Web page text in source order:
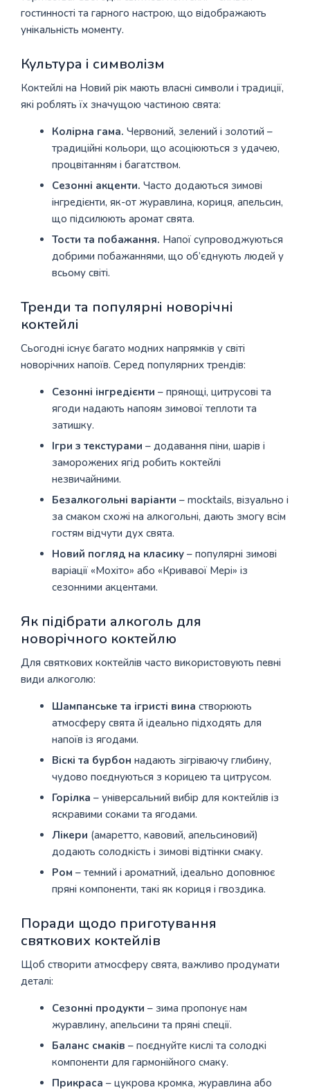
гостинності та гарного настрою, що відображають
унікальність моменту.
Культура і символізм
Коктейлі на Новий рік мають власні символи і традиції,
які роблять їх значущою частиною свята:
Колірна гама. Червоний, зелений і золотий –
традиційні кольори, що асоціюються з удачею,
процвітанням і багатством.
Сезонні акценти. Часто додаються зимові
інгредієнти, як-от журавлина, кориця, апельсин,
що підсилюють аромат свята.
Тости та побажання. Напої супроводжуються
добрими побажаннями, що об’єднують людей у
всьому світі.
Тренди та популярні новорічні
коктейлі
Сьогодні існує багато модних напрямків у світі
новорічних напоїв. Серед популярних трендів:
Сезонні інгредієнти – прянощі, цитрусові та
ягоди надають напоям зимової теплоти та
затишку.
Ігри з текстурами – додавання піни, шарів і
заморожених ягід робить коктейлі
незвичайними.
Безалкогольні варіанти – mocktails, візуально і
за смаком схожі на алкогольні, дають змогу всім
гостям відчути дух свята.
Новий погляд на класику – популярні зимові
варіації «Мохіто» або «Кривавої Мері» із
сезонними акцентами.
Як підібрати алкоголь для
новорічного коктейлю
Для святкових коктейлів часто використовують певні
види алкоголю:
Шампанське та ігристі вина створюють
атмосферу свята й ідеально підходять для
напоїв із ягодами.
Віскі та бурбон надають зігріваючу глибину,
чудово поєднуються з корицею та цитрусом.
Горілка – універсальний вибір для коктейлів із
яскравими соками та ягодами.
Лікери (амаретто, кавовий, апельсиновий)
додають солодкість і зимові відтінки смаку.
Ром – темний і ароматний, ідеально доповнює
пряні компоненти, такі як кориця і гвоздика.
Поради щодо приготування
святкових коктейлів
Щоб створити атмосферу свята, важливо продумати
деталі:
Сезонні продукти – зима пропонує нам
журавлину, апельсини та пряні спеції.
Баланс смаків – поєднуйте кислі та солодкі
компоненти для гармонійного смаку.
Прикраса – цукрова кромка, журавлина або